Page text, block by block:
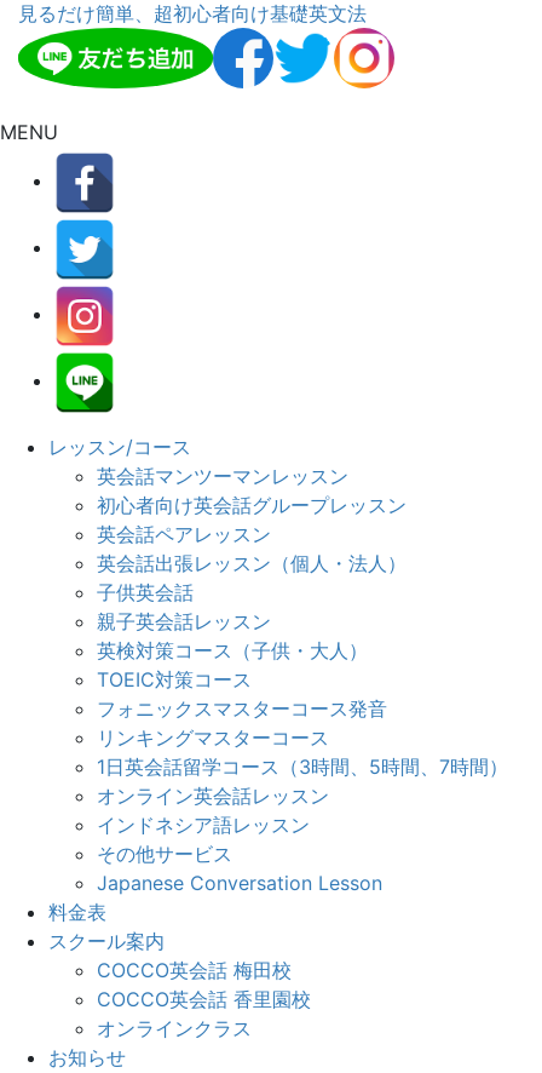
見るだけ簡単、超初心者向け基礎英文法
MENU
レッスン/コース
英会話マンツーマンレッスン
初心者向け英会話グループレッスン
英会話ペアレッスン
英会話出張レッスン（個人・法人）
子供英会話
親子英会話レッスン
英検対策コース（子供・大人）
TOEIC対策コース
フォニックスマスターコース発音
リンキングマスターコース
1日英会話留学コース（3時間、5時間、7時間）
オンライン英会話レッスン
インドネシア語レッスン
その他サービス
Japanese Conversation Lesson
料金表
スクール案内
COCCO英会話 梅田校
COCCO英会話 香里園校
オンラインクラス
お知らせ